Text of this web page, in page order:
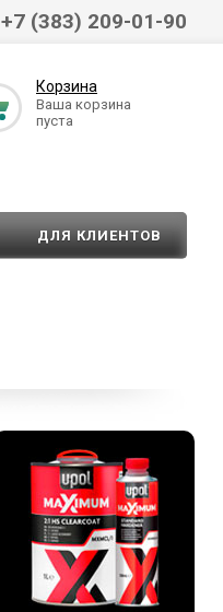
+7 (383) 209-01-90
Корзина
Ваша корзина
пуста
ДЛЯ КЛИЕНТОВ